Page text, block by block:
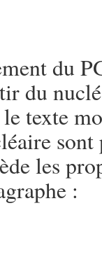
du
du
texte
les
: